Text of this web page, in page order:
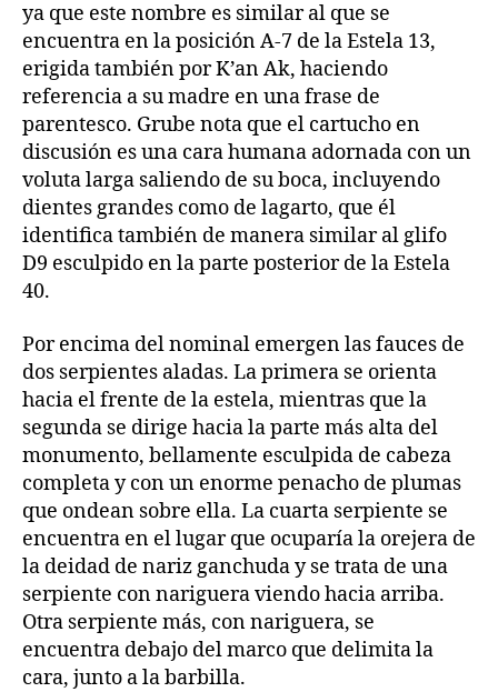
ya que este nombre es similar al que se
encuentra en la posición A-7 de la Estela 13,
erigida también por K’an Ak, haciendo
referencia a su madre en una frase de
parentesco. Grube nota que el cartucho en
discusión es una cara humana adornada con un
voluta larga saliendo de su boca, incluyendo
dientes grandes como de lagarto, que él
identifica también de manera similar al glifo
D9 esculpido en la parte posterior de la Estela
40.
Por encima del nominal emergen las fauces de
dos serpientes aladas. La primera se orienta
hacia el frente de la estela, mientras que la
segunda se dirige hacia la parte más alta del
monumento, bellamente esculpida de cabeza
completa y con un enorme penacho de plumas
que ondean sobre ella. La cuarta serpiente se
encuentra en el lugar que ocuparía la orejera de
la deidad de nariz ganchuda y se trata de una
serpiente con nariguera viendo hacia arriba.
Otra serpiente más, con nariguera, se
encuentra debajo del marco que delimita la
cara, junto a la barbilla.